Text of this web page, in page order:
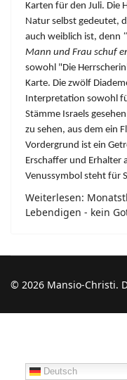
Karten für den Juli. Die
Natur selbst gedeutet,
auch weiblich ist, denn
Mann und Frau schuf
sowohl "Die
Karte. Die zwölf
Interpretation sowohl
Stämme Israels
zu sehen, aus dem ein
Vordergrund ist ein
Erschaffer und Erhalter
Venussymbol steht für
Weiterlesen:
Lebendigen - kein
Deutsch
© 2026 Mansio-Christi.